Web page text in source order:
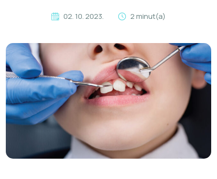
02. 10. 2023. 2 minut(a)